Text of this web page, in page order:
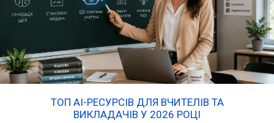
ТОП AI-РЕСУРСІВ ДЛЯ ВЧИТЕЛІВ ТА
ВИКЛАДАЧІВ У 2026 РОЦІ